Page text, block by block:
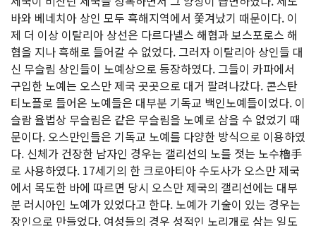
바와 베네치아 상인 모두 흑해지역에서 쫓겨났기 때문이다. 이
제 더 이상 이탈리아 상선은 다르다넬스 해협과 보스포로스 해
협을 지나 흑해로 들어갈 수 없었다. 그러자 이탈리아 상인들 대
신 무슬림 상인들이 노예상으로 등장하였다. 그들이 카파에서
구입한 노예는 오스만 제국 곳곳으로 대거 팔려나갔다. 콘스탄
티노플로 들어온 노예들은 대부분 기독교 백인노예들이었다. 이
슬람 율법상 무슬림은 같은 무슬림을 노예로 삼을 수 없었기 때
문이다. 오스만인들은 기독교 노예를 다양한 방식으로 이용하였
다. 신체가 건장한 남자인 경우는 갤리선의 노를 젓는 노수櫓手
로 사용하였다. 17세기의 한 크로아티아 수도사가 오스만 제국
에서 목도한 바에 따르면 당시 오스만 제국의 갤리선에는 대부
분 러시아인 노예가 있었다고 한다. 노예가 기술이 있는 경우는
장인으로 만들었다. 여성들의 경우 성적인 노리개로 삼는 일도